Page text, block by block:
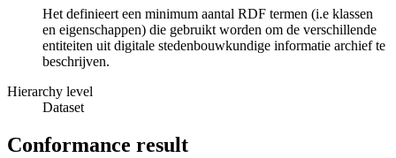
Het definieert een minimum aantal RDF termen (i.e klassen
en eigenschappen) die gebruikt worden om de verschillende
entiteiten uit digitale stedenbouwkundige informatie archief te
beschrijven.
Hierarchy level
Dataset
Conformance result